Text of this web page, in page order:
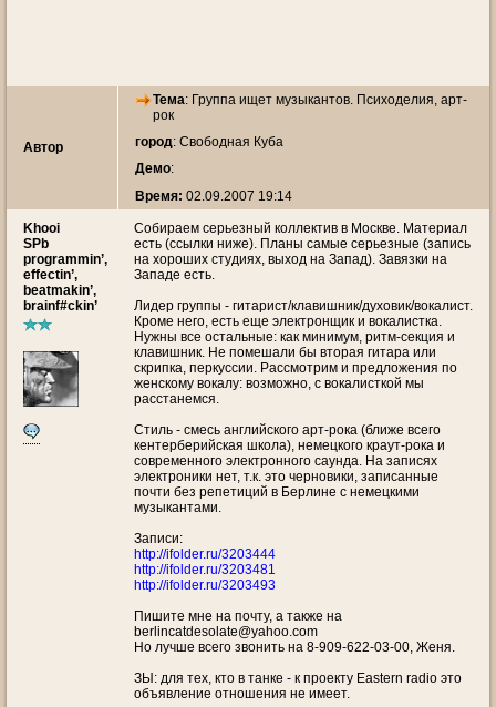
Автор
Тема: Группа ищет музыкантов. Психоделия, арт-
рок
город: Свободная Куба
Демо:
Время: 02.09.2007 19:14
Khooi
SPb
programmin’,
effectin’,
beatmakin’,
brainf#ckin’
Собираем серьезный коллектив в Москве. Материал
есть (ссылки ниже). Планы самые серьезные (запись
на хороших студиях, выход на Запад). Завязки на
Западе есть.
Лидер группы - гитарист/клавишник/духовик/вокалист.
Кроме него, есть еще электронщик и вокалистка.
Нужны все остальные: как минимум, ритм-секция и
клавишник. Не помешали бы вторая гитара или
скрипка, перкуссии. Рассмотрим и предложения по
женскому вокалу: возможно, с вокалисткой мы
расстанемся.
Стиль - смесь английского арт-рока (ближе всего
кентерберийская школа), немецкого краут-рока и
современного электронного саунда. На записях
электроники нет, т.к. это черновики, записанные
почти без репетиций в Берлине с немецкими
музыкантами.
Записи:
http://ifolder.ru/3203444
http://ifolder.ru/3203481
http://ifolder.ru/3203493
Пишите мне на почту, а также на
berlincatdesolate@yahoo.com
Но лучше всего звонить на 8-909-622-03-00, Женя.
ЗЫ: для тех, кто в танке - к проекту Eastern radio это
объявление отношения не имеет.